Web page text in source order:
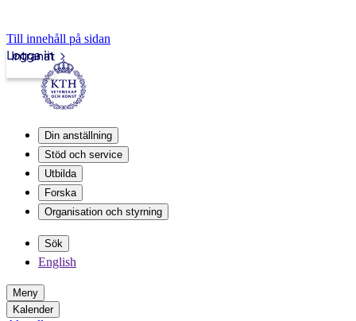
Till innehåll på sidan
Intranät
Logga in
Din anställning
Stöd och service
Utbilda
Forska
Organisation och styrning
Sök
English
Meny
Kalender